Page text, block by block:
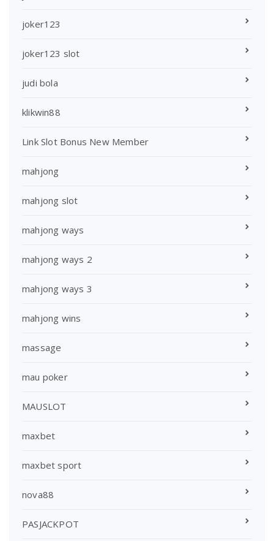
joker123
joker123 slot
judi bola
klikwin88
Link Slot Bonus New Member
mahjong
mahjong slot
mahjong ways
mahjong ways 2
mahjong ways 3
mahjong wins
massage
mau poker
MAUSLOT
maxbet
maxbet sport
nova88
PASJACKPOT